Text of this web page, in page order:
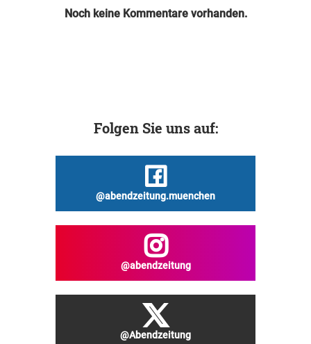
Noch keine Kommentare vorhanden.
Folgen Sie uns auf:
@abendzeitung.muenchen
@abendzeitung
@Abendzeitung